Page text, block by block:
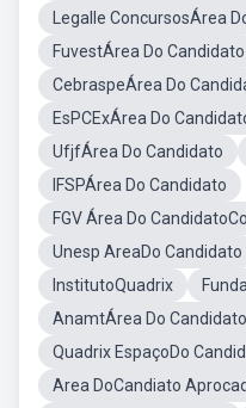
Legalle ConcursosÁrea
FuvestÁrea Do Candidato
CebraspeÁrea Do
EsPCExÁrea Do
UfjfÁrea Do Candidato
IFSPÁrea Do Candidato
FGV Área Do
Unesp AreaDo Candidato
InstitutoQuadrix
AnamtÁrea Do Candidato
Quadrix EspaçoDo
Area DoCandiato